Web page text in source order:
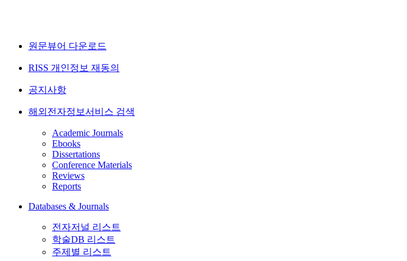
원문뷰어 다운로드
RISS 개인정보 재동의
공지사항
해외전자정보서비스 검색
Academic Journals
Ebooks
Dissertations
Conference Materials
Reviews
Reports
Databases & Journals
전자저널 리스트
학술DB 리스트
주제별 리스트